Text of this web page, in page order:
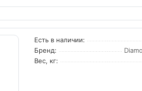
Есть в наличии:
Бренд:
Вес, кг: